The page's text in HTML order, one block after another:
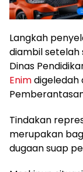
Langkah
diambil setelah
Dinas
Enimdigeledah
Tindakan
merupakan
dugaan suap